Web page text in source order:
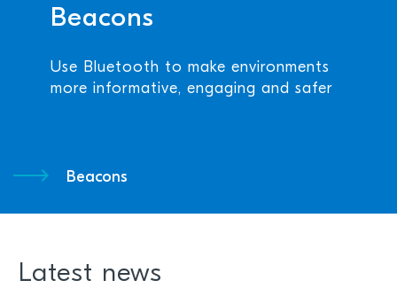
Beacons
Use Bluetooth to make environments
more informative, engaging and safer
Beacons
Latest news